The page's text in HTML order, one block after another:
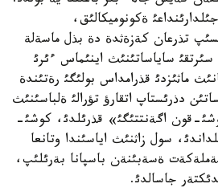
ةكونوميكالئق،
تذرعان كةزةثدة دة بذل ماسةلة
ساياساتئنئث اينئماس ءئرئ
ماثئزدئ قذرامداس بولئگئ رةتئندة
دذرئستاپ اتقارؤ تؤرالئ ةلباسئنئث
قون اگةنتتئگئ» قذرئلدئ، كوشئ-
سول زاثنئث اياسئندا وتانعا
مةملةكةت ةسةبئنةن باسپانا بةرئلئپ،
جاسالدئ.